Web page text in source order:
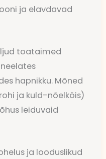
ja elavdavad
toataimed
hapnikku. Mõned
ja kuld-nõelköis)
leiduvaid
ja looduslikud